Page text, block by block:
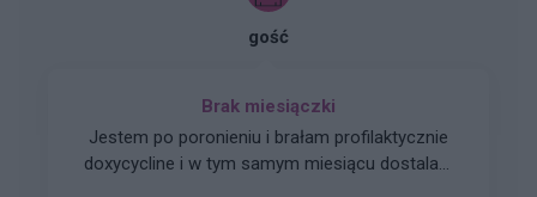
gość
Brak miesiączki
Jestem po poronieniu i brałam profilaktycznie
doxycycline i w tym samym miesiącu dostalam